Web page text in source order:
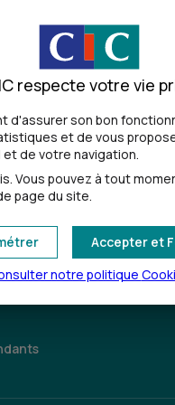
Toutes les localités
respecte votre vie
d'assurer son bon
et de vous
de votre navigation.
Vous pouvez à tout
page du site.
Accepter et
notre politique